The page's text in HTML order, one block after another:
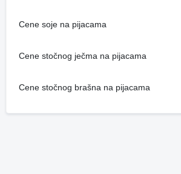
Cene soje na pijacama
Cene stočnog ječma na pijacama
Cene stočnog brašna na pijacama